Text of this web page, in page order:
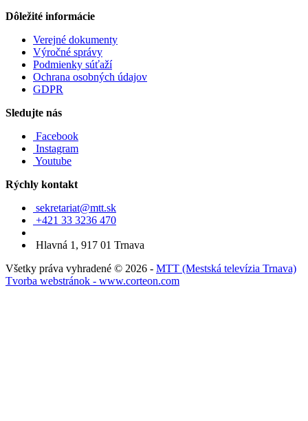
Dôležité informácie
Verejné dokumenty
Výročné správy
Podmienky súťaží
Ochrana osobných údajov
GDPR
Sledujte nás
Facebook
Instagram
Youtube
Rýchly kontakt
sekretariat@mtt.sk
+421 33 3236 470
Hlavná 1, 917 01 Trnava
Všetky práva vyhradené © 2026 - MTT (Mestská televízia Trnava)
Tvorba webstránok - www.corteon.com